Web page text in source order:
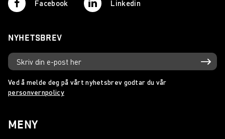
Facebook Linkedin
NYHETSBREV
Ved å melde deg på vårt nyhetsbrev godtar du vår
personvernpolicy
MENY